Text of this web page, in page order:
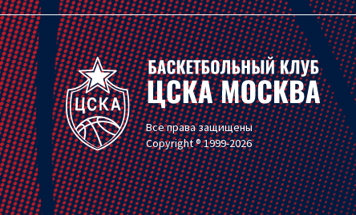
Все права защищены
Copyright ® 1999-2026